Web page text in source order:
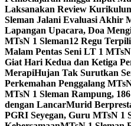
Laksanakan Review
Sleman Jalani Evaluasi Akhir
Lapangan Upacara, Doa
MTsN 1 Sleman12 Regu
Malam Pentas Seni LT 1
Giat Hari Kedua dan Ketiga
MerapiHujan Tak Surutkan
Perkemahan Penggalang
MTsN 1 Sleman Rampung,
dengan LancarMurid
PGRI Seyegan, Guru MTsN 1